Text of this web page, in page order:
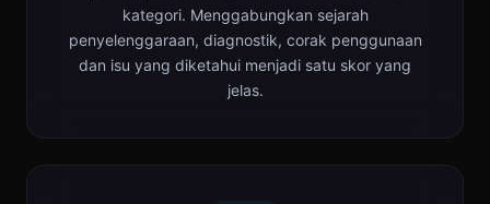
kategori. Menggabungkan sejarah
penyelenggaraan, diagnostik, corak penggunaan
dan isu yang diketahui menjadi satu skor yang
jelas.